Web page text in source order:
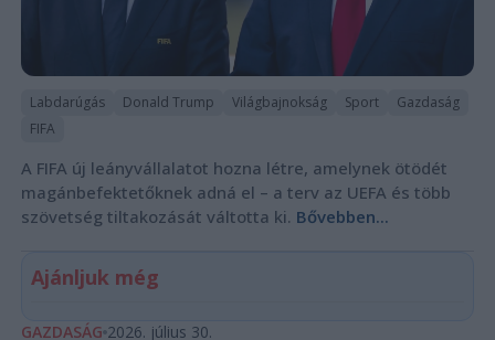
Labdarúgás Donald Trump Világbajnokság Sport
Gazdaság
FIFA
A FIFA új leányvállalatot hozna létre, amelynek ötödét
magánbefektetőknek adná el – a terv az UEFA és több
szövetség tiltakozását váltotta ki. Bővebben...
Ajánljuk még
GAZDASÁG 2026. július 30.